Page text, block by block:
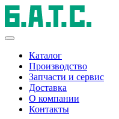
Каталог
Производство
Запчасти и сервис
Доставка
О компании
Контакты